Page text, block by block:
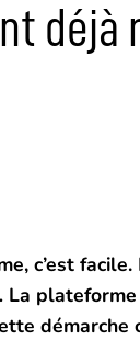
déjà
c’est
démarche